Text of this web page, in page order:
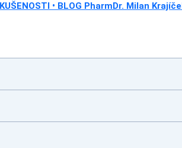
• BLOG PharmDr. Milan